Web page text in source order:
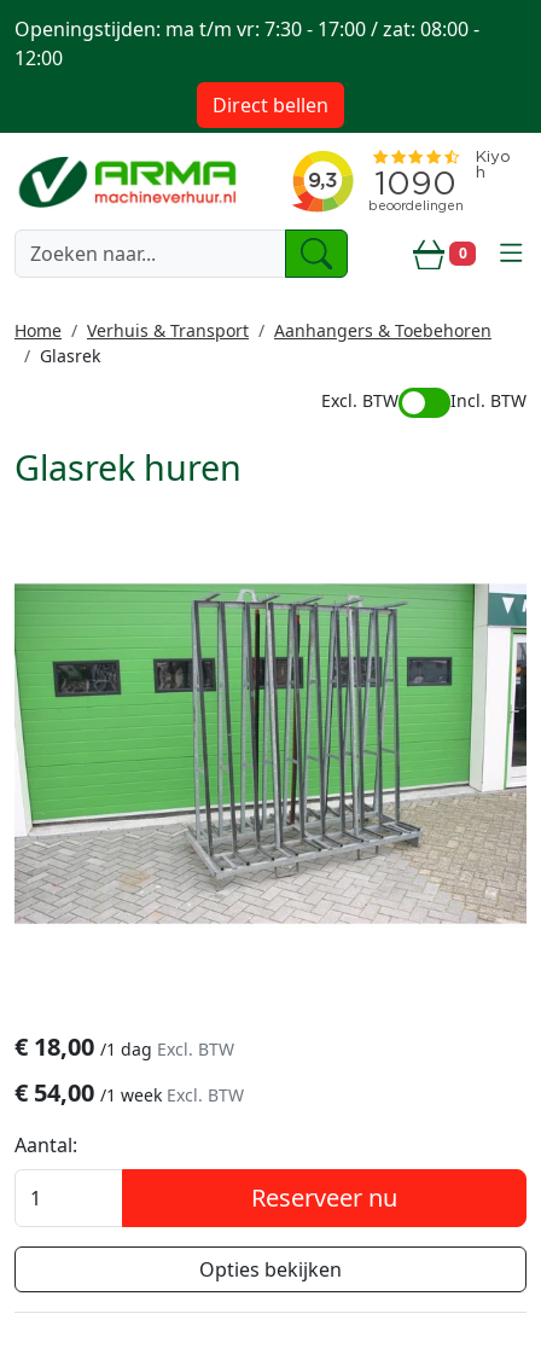
0
Openingstijden: ma t/m vr: 7:30 - 17:00 / zat: 08:00 -
12:00
Direct bellen
Home Verhuis & Transport
Aanhangers & Toebehoren
Glasrek
Excl. BTW
Incl. BTW
Glasrek huren
€ 18,00 /1 dag Excl. BTW
€ 54,00 /1 week Excl. BTW
Aantal:
Reserveer nu
Opties bekijken